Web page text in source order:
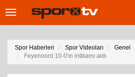
Toggle
Spor Haberleri Spor Videoları
Genel
Feyenoord 10-0'ın intikamı aldı